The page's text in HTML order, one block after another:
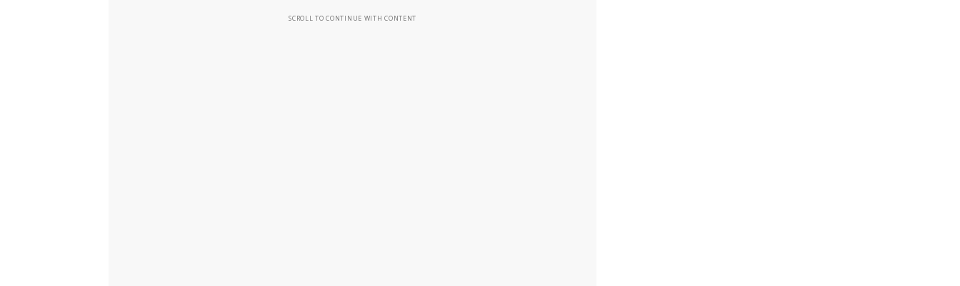
SCROLL TO CONTINUE WITH CONTENT